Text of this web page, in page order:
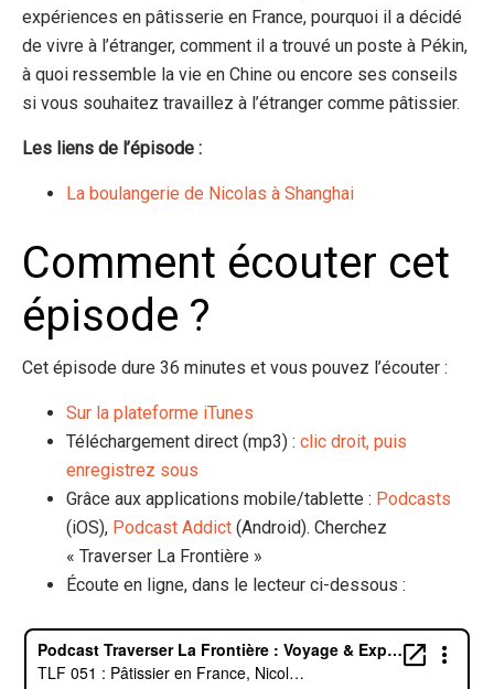
expériences en pâtisserie en France, pourquoi il a décidé
de vivre à l’étranger, comment il a trouvé un poste à Pékin,
à quoi ressemble la vie en Chine ou encore ses conseils
si vous souhaitez travaillez à l’étranger comme pâtissier.
Les liens de l’épisode :
La boulangerie de Nicolas à Shanghai
Comment écouter cet
épisode ?
Cet épisode dure 36 minutes et vous pouvez l’écouter :
Sur la plateforme iTunes
Téléchargement direct (mp3) : clic droit, puis
enregistrez sous
Grâce aux applications mobile/tablette : Podcasts
(iOS), Podcast Addict (Android). Cherchez
« Traverser La Frontière »
Écoute en ligne, dans le lecteur ci-dessous :